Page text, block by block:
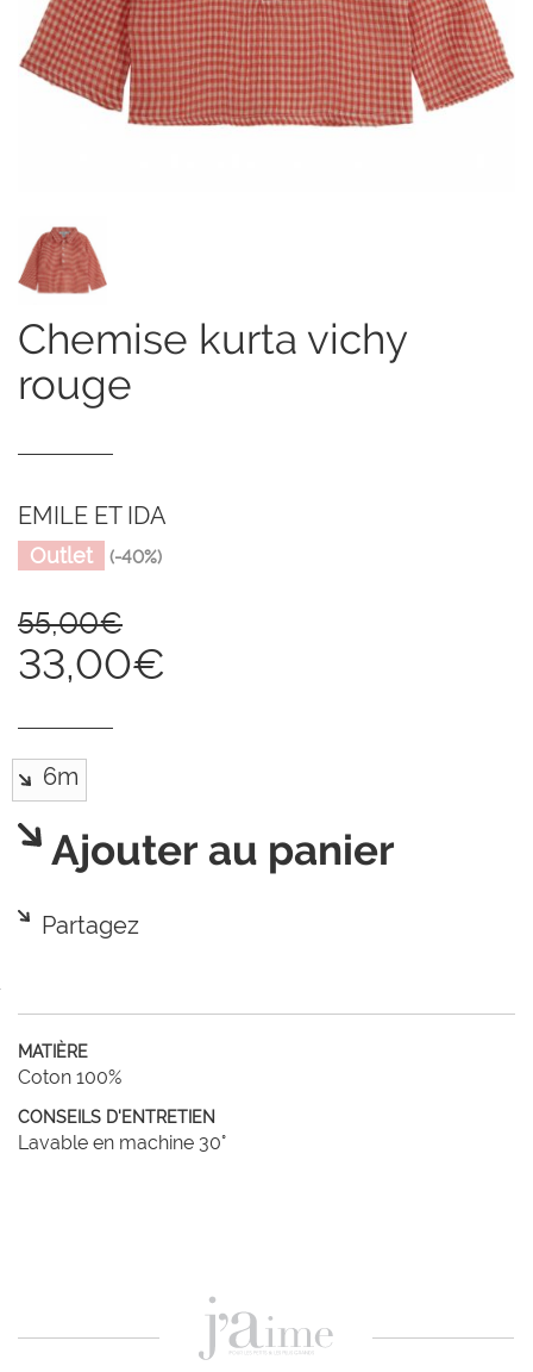
chemise kurta vichy
rouge
EMILE ET IDA
Outlet (-40%)
55,00€
33,00€
Ajouter au panier
Partagez
MATIÈRE
Coton 100%
CONSEILS D'ENTRETIEN
Lavable en machine 30°